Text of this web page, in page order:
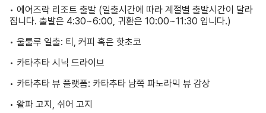
• 에어즈락 리조트 출발 (일출시간에 따라 계절별 출발시간이 달라
집니다. 출발은 4:30~6:00, 귀환은 10:00~11:30 입니다.)
• 울룰루 일출: 티, 커피 혹은 핫초코
• 카타추타 시닉 드라이브
• 카타추타 뷰 플랫폼: 카타추타 남쪽 파노라믹 뷰 감상
• 왈파 고지, 쉬어 고지